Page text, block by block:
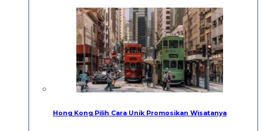
Hong Kong Pilih Cara Unik Promosikan Wisatanya